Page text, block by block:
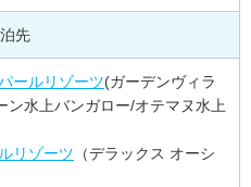
先
ールリゾーツ(ガーデンヴィラ
ン水上バンガロー/オテマヌ水上
リゾーツ （デラックス オーシ